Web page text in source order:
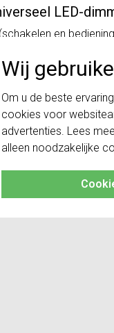
Wij
Om u de beste
cookies voor
advertenties. Lees
alleen noodzakelijke
LED-
en
in huis*